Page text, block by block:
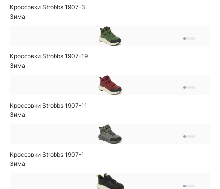
Кроссовки Strobbs 1907-3
Зима
Кроссовки Strobbs 1907-19
Зима
Кроссовки Strobbs 1907-11
Зима
Кроссовки Strobbs 1907-1
Зима